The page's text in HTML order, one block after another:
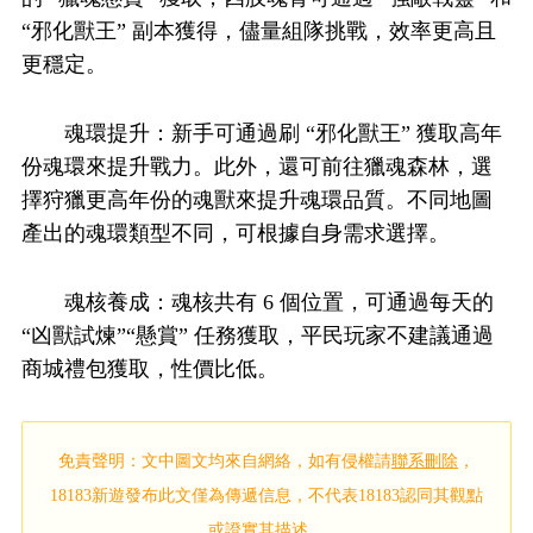
“邪化獸王” 副本獲得，儘量組隊挑戰，效率更高且
更穩定。
魂環提升：新手可通過刷 “邪化獸王” 獲取高年
份魂環來提升戰力。此外，還可前往獵魂森林，選
擇狩獵更高年份的魂獸來提升魂環品質。不同地圖
產出的魂環類型不同，可根據自身需求選擇。
魂核養成：魂核共有 6 個位置，可通過每天的
“凶獸試煉”“懸賞” 任務獲取，平民玩家不建議通過
商城禮包獲取，性價比低。
免責聲明：文中圖文均來自網絡，如有侵權請聯系刪除 ，
18183新遊發布此文僅為傳遞信息，不代表18183認同其觀點
或證實其描述。